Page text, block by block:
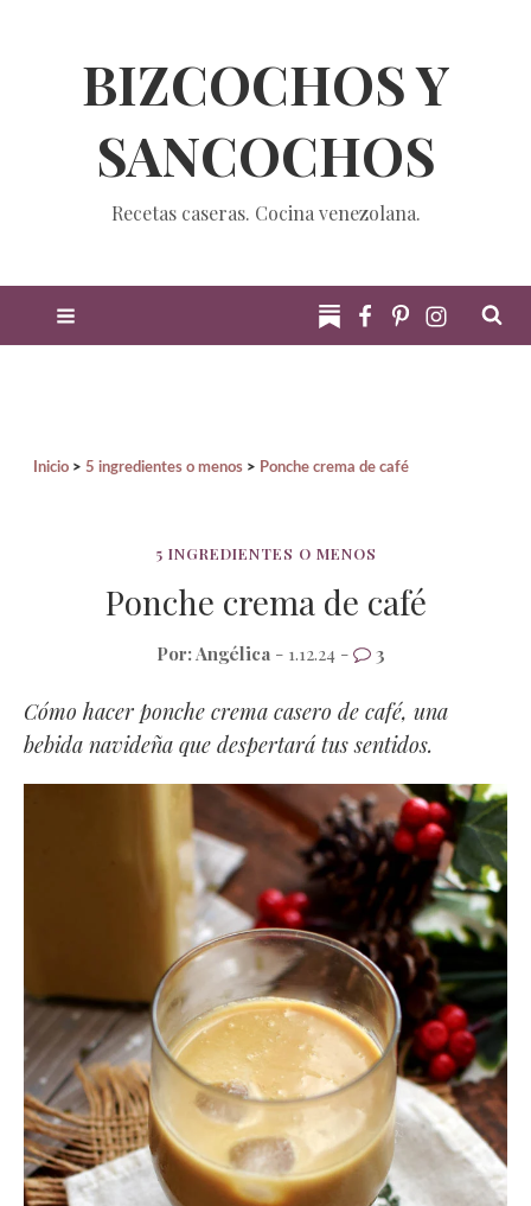
BIZCOCHOS Y
SANCOCHOS
Recetas caseras. Cocina venezolana.
Inicio 5 ingredientes o menos Ponche crema de café
5 INGREDIENTES O MENOS
Ponche crema de café
Por:Angélica - 1.12.24 - 3
Cómo hacer ponche crema casero de café, una
bebida navideña que despertará tus sentidos.